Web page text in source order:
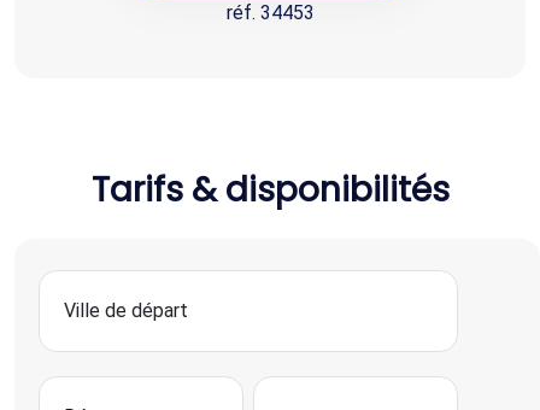
réf. 34453
Tarifs & disponibilités